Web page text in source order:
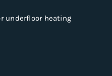
underfloor heating